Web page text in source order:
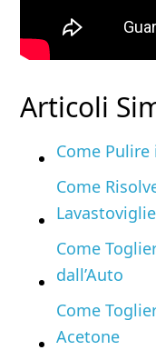
Articoli
Come
Come
Come
dall’Auto
Come
Acetone